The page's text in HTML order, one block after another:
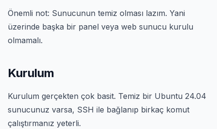
Önemli not: Sunucunun temiz olması lazım. Yani
üzerinde başka bir panel veya web sunucu kurulu
olmamalı.
Kurulum
Kurulum gerçekten çok basit. Temiz bir Ubuntu 24.04
sunucunuz varsa, SSH ile bağlanıp birkaç komut
çalıştırmanız yeterli.